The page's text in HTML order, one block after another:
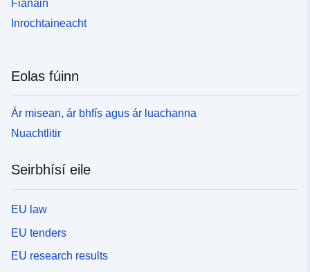
Fianáin
Inrochtaineacht
Eolas fúinn
Ár misean, ár bhfís agus ár luachanna
Nuachtlitir
Seirbhísí eile
EU law
EU tenders
EU research results